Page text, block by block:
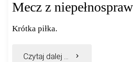
Mecz z
Krótka piłka.
Czytaj dalej ... "Mecz